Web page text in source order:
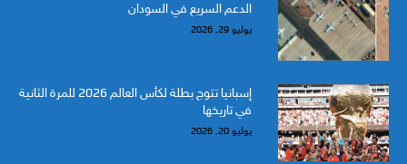
الدعم السريع في السودان
يوليو 29, 2026
إسبانيا تتوج بطلة لكأس العالم 2026 للمرة الثانية
في تاريخها
يوليو 20, 2026